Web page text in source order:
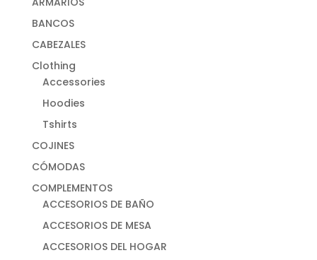
BANCOS
CABEZALES
Clothing
Accessories
Hoodies
Tshirts
COJINES
CÓMODAS
COMPLEMENTOS
ACCESORIOS DE BAÑO
ACCESORIOS DE MESA
ACCESORIOS DEL HOGAR